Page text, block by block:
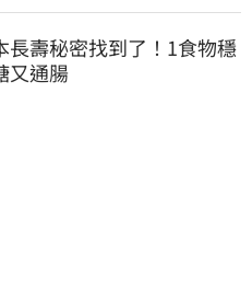
長壽秘密找到了！1食物穩
又通腸